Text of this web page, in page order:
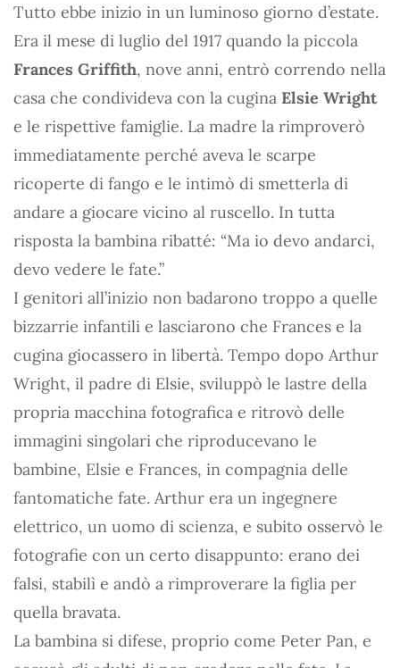
Tutto ebbe inizio in un luminoso giorno d’estate.
Era il mese di luglio del 1917 quando la piccola
Frances Griffith, nove anni, entrò correndo nella
casa che condivideva con la cugina Elsie Wright
e le rispettive famiglie. La madre la rimproverò
immediatamente perché aveva le scarpe
ricoperte di fango e le intimò di smetterla di
andare a giocare vicino al ruscello. In tutta
risposta la bambina ribatté: “Ma io devo andarci,
devo vedere le fate.”
I genitori all’inizio non badarono troppo a quelle
bizzarrie infantili e lasciarono che Frances e la
cugina giocassero in libertà. Tempo dopo Arthur
Wright, il padre di Elsie, sviluppò le lastre della
propria macchina fotografica e ritrovò delle
immagini singolari che riproducevano le
bambine, Elsie e Frances, in compagnia delle
fantomatiche fate. Arthur era un ingegnere
elettrico, un uomo di scienza, e subito osservò le
fotografie con un certo disappunto: erano dei
falsi, stabilì e andò a rimproverare la figlia per
quella bravata.
La bambina si difese, proprio come Peter Pan, e